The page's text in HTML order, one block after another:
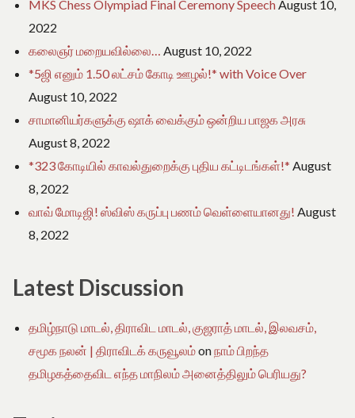
MKS Chess Olympiad Final Ceremony SpeechAugust 10,
2022
கலைஞர் மறையவில்லை… August 10, 2022
*5ஜி எனும் 1.50 லட்சம் கோடி ஊழல்!* with Voice Over
August 10, 2022
சாமானியர்களுக்கு ஷாக் வைக்கும் ஒன்றிய பாஜக அரசு
August 8, 2022
*323 கோடியில் காவல்துறைக்கு புதிய கட்டிடங்கள்!* August
8, 2022
வாவ் மோடிஜி! ஸ்விஸ் கருப்பு பணம் வெள்ளையானது! August
8, 2022
Latest Discussion
தமிழ்நாடு மாடல், திராவிட மாடல், குஜராத் மாடல், இலவசம்,
சமூக நலன் | திராவிடக் கருவூலம்onநாம் பிறந்த
தமிழகத்தைவிட எந்த மாநிலம் அனைத்திலும் பெரியது?